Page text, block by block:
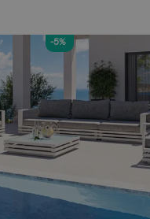
-5%